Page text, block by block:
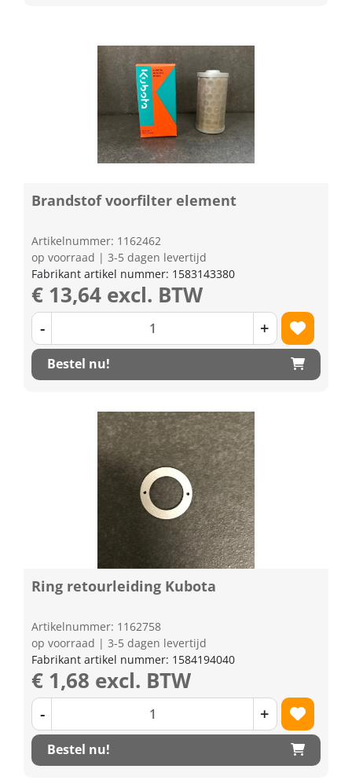
Brandstof voorfilter element
Artikelnummer: 1162462
op voorraad | 3-5 dagen levertijd
Fabrikant artikel nummer: 1583143380
€ 13,64 excl. BTW
- +
Bestel nu!
Ring retourleiding Kubota
Artikelnummer: 1162758
op voorraad | 3-5 dagen levertijd
Fabrikant artikel nummer: 1584194040
€ 1,68 excl. BTW
- +
Bestel nu!